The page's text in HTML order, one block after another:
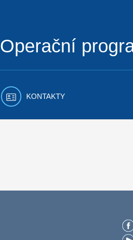
Operační
KONTAKTY